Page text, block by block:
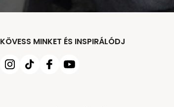
KÖVESS MINKET ÉS INSPIRÁLÓDJ